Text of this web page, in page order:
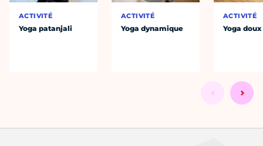
ACTIVITÉ
Yoga patanjali
ACTIVITÉ
Yoga dynamique
ACTIVITÉ
Yoga doux